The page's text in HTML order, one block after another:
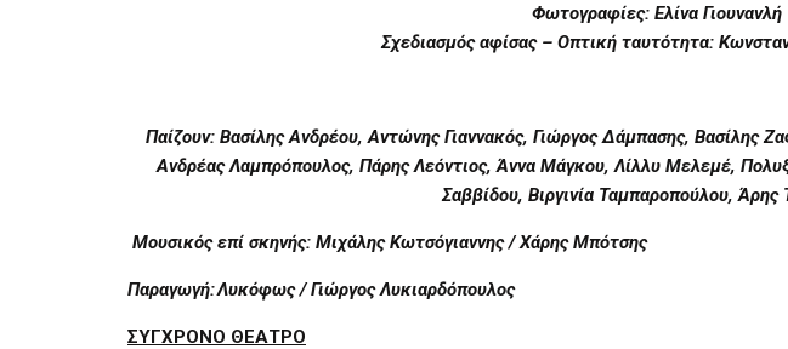
Φωτογραφίες: Ελίνα Γιουνανλή
Σχεδιασμός αφίσας – Οπτική ταυτότητα:
Παίζουν: Βασίλης Ανδρέου, Αντώνης Γιαννακός, Γιώργος Δάμπασης, Βασίλης
Ανδρέας Λαμπρόπουλος, Πάρης Λεόντιος, Άννα Μάγκου, Λίλλυ Μελεμέ,
Σαββίδου, Βιργινία Ταμπαροπούλου, Άρης
Μουσικός επί σκηνής: Μιχάλης Κωτσόγιαννης / Χάρης Μπότσης
Παραγωγή: Λυκόφως / Γιώργος Λυκιαρδόπουλος
ΣΥΓΧΡΟΝΟ ΘΕΑΤΡΟ